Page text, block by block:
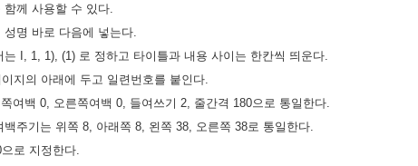
함께 사용할 수 있다.
성명 바로 다음에 넣는다.
는 I, 1, 1), (1) 로 정하고 타이틀과 내용 사이는 한칸씩 띄운다.
이지의 아래에 두고 일련번호를 붙인다.
여백 0, 오른쪽여백 0, 들여쓰기 2, 줄간격 180으로 통일한다.
백주기는 위쪽 8, 아래쪽 8, 왼쪽 38, 오른쪽 38로 통일한다.
로 지정한다.